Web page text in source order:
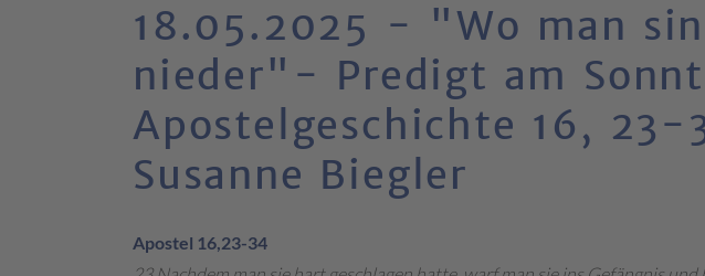
18.05.2025 - "Wo man
nieder"- Predigt am
Apostelgeschichte 16,
Susanne Biegler
Apostel 16,23-34